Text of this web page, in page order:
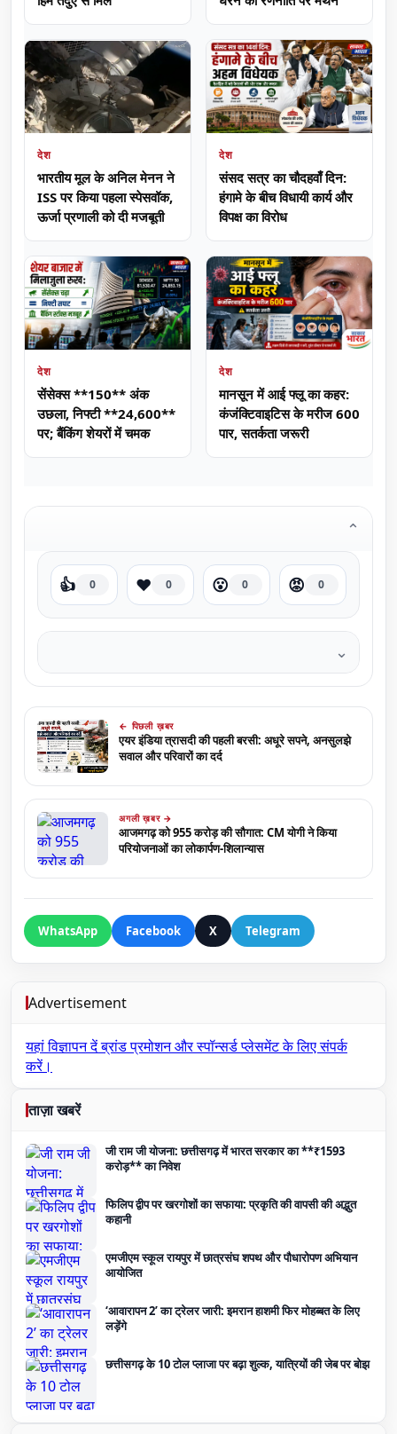
देश
भारतीय मूल के अनिल मेनन ने
ISS पर किया पहला स्पेसवॉक,
ऊर्जा प्रणाली को दी मजबूती
देश
संसद सत्र का चौदहवाँ दिन:
हंगामे के बीच विधायी कार्य और
विपक्ष का विरोध
देश
सेंसेक्स **150** अंक
उछला, निफ्टी **24,600**
पर; बैंकिंग शेयरों में चमक
देश
मानसून में आई फ्लू का कहर:
कंजंक्टिवाइटिस के मरीज 600
पार, सतर्कता जरूरी
⌄
👍 0 ❤️ 0 😮 0 😡 0
⌄
← पिछली ख़बर
एयर इंडिया त्रासदी की पहली बरसी: अधूरे सपने, अनसुलझे
सवाल और परिवारों का दर्द
अगली ख़बर →
आजमगढ़ को 955 करोड़ की सौगात: CM योगी ने किया
परियोजनाओं का लोकार्पण-शिलान्यास
WhatsApp Facebook X Telegram
Advertisement
यहां विज्ञापन देंब्रांड प्रमोशन और स्पॉन्सर्ड प्लेसमेंट के लिए संपर्क
करें।
ताज़ा खबरें
जी राम जी योजना: छत्तीसगढ़ में भारत सरकार का **₹1593
करोड़** का निवेश
फिलिप द्वीप पर खरगोशों का सफाया: प्रकृति की वापसी की अद्भुत
कहानी
एमजीएम स्कूल रायपुर में छात्रसंघ शपथ और पौधारोपण अभियान
आयोजित
‘आवारापन 2’ का ट्रेलर जारी: इमरान हाशमी फिर मोहब्बत के लिए
लड़ेंगे
छत्तीसगढ़ के 10 टोल प्लाजा पर बढ़ा शुल्क, यात्रियों की जेब पर बोझ